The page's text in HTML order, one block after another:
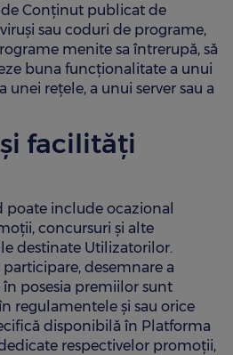
Conținut publicat de
sau coduri de programe,
menite sa întrerupă, să
buna funcționalitate a unui
unei rețele, a unui server sau a
facilități
poate include ocazional
concursuri și alte
destinate Utilizatorilor.
desemnare a
posesia premiilor sunt
regulamentele și sau orice
disponibilă în Platforma
respectivelor promoții,